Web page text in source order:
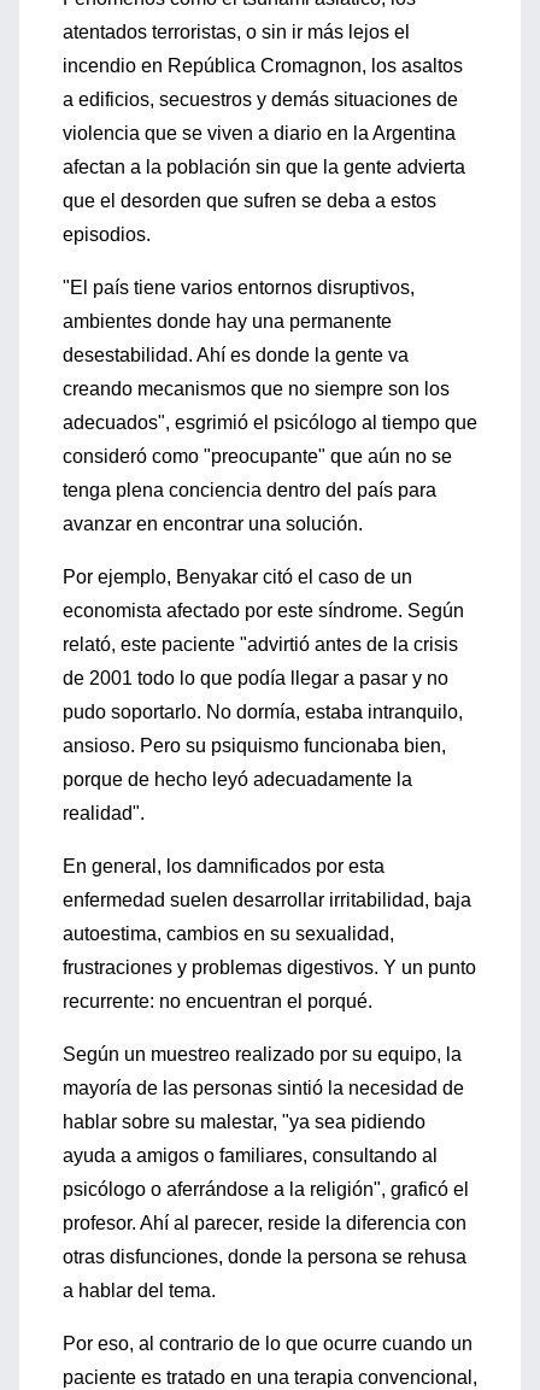
atentados terroristas, o sin ir más lejos el
incendio en República Cromagnon, los asaltos
a edificios, secuestros y demás situaciones de
violencia que se viven a diario en la Argentina
afectan a la población sin que la gente advierta
que el desorden que sufren se deba a estos
episodios.
"El país tiene varios entornos disruptivos,
ambientes donde hay una permanente
desestabilidad. Ahí es donde la gente va
creando mecanismos que no siempre son los
adecuados", esgrimió el psicólogo al tiempo que
consideró como "preocupante" que aún no se
tenga plena conciencia dentro del país para
avanzar en encontrar una solución.
Por ejemplo, Benyakar citó el caso de un
economista afectado por este síndrome. Según
relató, este paciente "advirtió antes de la crisis
de 2001 todo lo que podía llegar a pasar y no
pudo soportarlo. No dormía, estaba intranquilo,
ansioso. Pero su psiquismo funcionaba bien,
porque de hecho leyó adecuadamente la
realidad".
En general, los damnificados por esta
enfermedad suelen desarrollar irritabilidad, baja
autoestima, cambios en su sexualidad,
frustraciones y problemas digestivos. Y un punto
recurrente: no encuentran el porqué.
Según un muestreo realizado por su equipo, la
mayoría de las personas sintió la necesidad de
hablar sobre su malestar, "ya sea pidiendo
ayuda a amigos o familiares, consultando al
psicólogo o aferrándose a la religión", graficó el
profesor. Ahí al parecer, reside la diferencia con
otras disfunciones, donde la persona se rehusa
a hablar del tema.
Por eso, al contrario de lo que ocurre cuando un
paciente es tratado en una terapia convencional,